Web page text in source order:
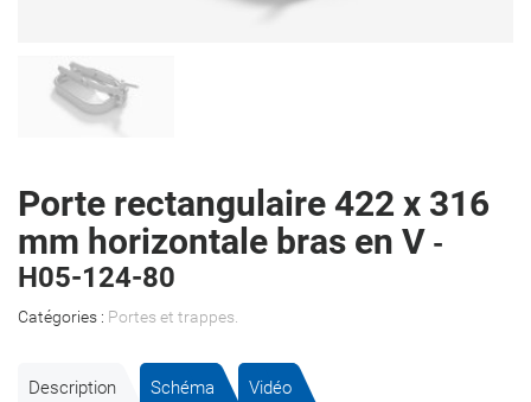
Porte rectangulaire 422 x 316
mm horizontale bras en V -
H05-124-80
Catégories : Portes et trappes
Description Schéma Vidéo